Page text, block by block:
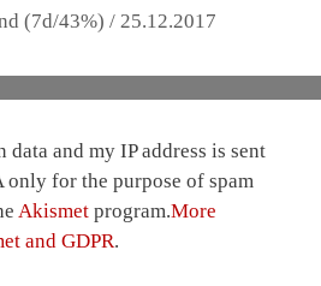
(7d/43%) / 25.12.2017
and my IP address is sent
only for the purpose of spam
Akismet program.More
and GDPR.